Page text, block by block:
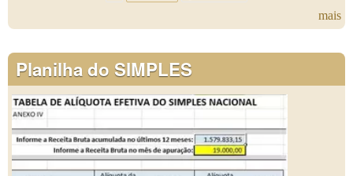
mais
Planilha do SIMPLES